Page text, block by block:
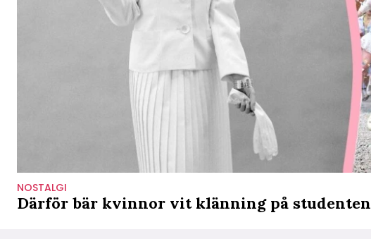
NOSTALGI
Därför bär kvinnor vit klänning på studenten